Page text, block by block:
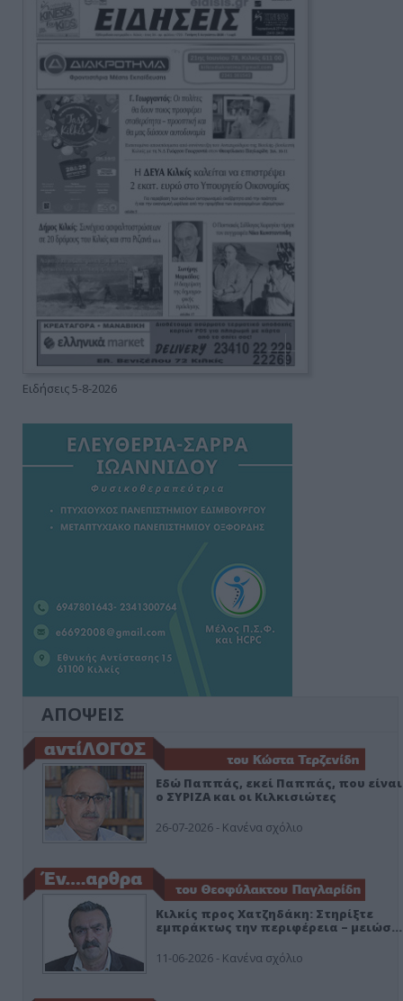
Ειδήσεις 5-8-2026
ΑΠΟΨΕΙΣ
Εδώ Παππάς, εκεί Παππάς, που είναι
ο ΣΥΡΙΖΑ και οι Κιλκισιώτες
26-07-2026 - Κανένα σχόλιο
Κιλκίς προς Χατζηδάκη: Στηρίξτε
εμπράκτως την περιφέρεια – μειώσ…
11-06-2026 - Κανένα σχόλιο